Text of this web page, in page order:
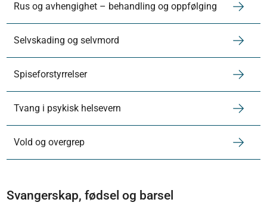
Rus og avhengighet – behandling og oppfølging
Selvskading og selvmord
Spiseforstyrrelser
Tvang i psykisk helsevern
Vold og overgrep
Svangerskap, fødsel og barsel